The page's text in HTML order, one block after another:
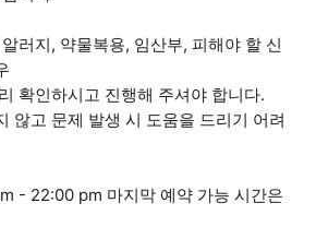
러지, 약물복용, 임산부, 피해야 할 신
확인하시고 진행해 주셔야 합니다.
않고 문제 발생 시 도움을 드리기 어려
- 22:00 pm 마지막 예약 가능 시간은